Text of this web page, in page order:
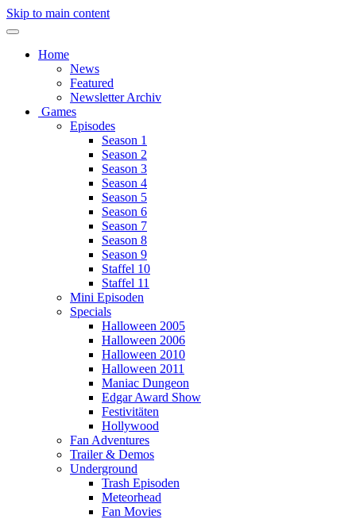
Skip to main content
Home
News
Featured
Newsletter Archiv
Games
Episodes
Season 1
Season 2
Season 3
Season 4
Season 5
Season 6
Season 7
Season 8
Season 9
Staffel 10
Staffel 11
Mini Episoden
Specials
Halloween 2005
Halloween 2006
Halloween 2010
Halloween 2011
Maniac Dungeon
Edgar Award Show
Festivitäten
Hollywood
Fan Adventures
Trailer & Demos
Underground
Trash Episoden
Meteorhead
Fan Movies